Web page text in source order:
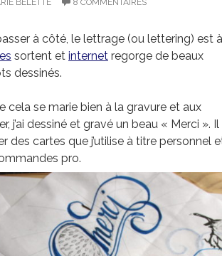
BELETTE 8 COMMENTAIRES
à côté, le lettrage (ou lettering) est à
sortent et internet regorge de beaux
dessinés.
cela se marie bien à la gravure et aux
j’ai dessiné et gravé un beau « Merci ». Il
des cartes que j’utilise à titre personnel
pro.